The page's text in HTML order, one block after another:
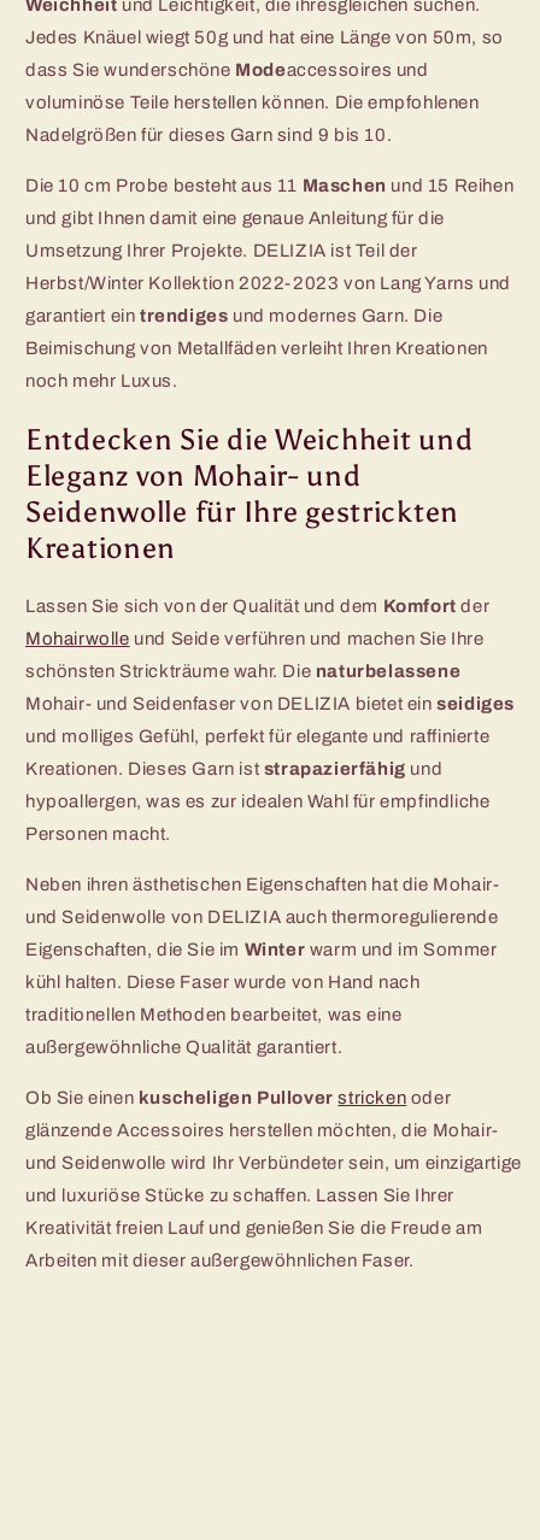
Weichheit und Leichtigkeit, die ihresgleichen suchen.
Jedes Knäuel wiegt 50g und hat eine Länge von 50m, so
dass Sie wunderschöne Modeaccessoires und
voluminöse Teile herstellen können. Die empfohlenen
Nadelgrößen für dieses Garn sind 9 bis 10.
Die 10 cm Probe besteht aus 11 Maschen und 15 Reihen
und gibt Ihnen damit eine genaue Anleitung für die
Umsetzung Ihrer Projekte. DELIZIA ist Teil der
Herbst/Winter Kollektion 2022-2023 von Lang Yarns und
garantiert ein trendiges und modernes Garn. Die
Beimischung von Metallfäden verleiht Ihren Kreationen
noch mehr Luxus.
Entdecken Sie die Weichheit und
Eleganz von Mohair- und
Seidenwolle für Ihre gestrickten
Kreationen
Lassen Sie sich von der Qualität und dem Komfort der
Mohairwolle und Seide verführen und machen Sie Ihre
schönsten Strickträume wahr. Die naturbelassene
Mohair- und Seidenfaser von DELIZIA bietet einseidiges
und molliges Gefühl, perfekt für elegante und raffinierte
Kreationen. Dieses Garn ist strapazierfähig und
hypoallergen, was es zur idealen Wahl für empfindliche
Personen macht.
Neben ihren ästhetischen Eigenschaften hat die Mohair-
und Seidenwolle von DELIZIA auch thermoregulierende
Eigenschaften, die Sie im Winter warm und im Sommer
kühl halten. Diese Faser wurde von Hand nach
traditionellen Methoden bearbeitet, was eine
außergewöhnliche Qualität garantiert.
Ob Sie einen kuscheligen Pullover stricken oder
glänzende Accessoires herstellen möchten, die Mohair-
und Seidenwolle wird Ihr Verbündeter sein, um einzigartige
und luxuriöse Stücke zu schaffen. Lassen Sie Ihrer
Kreativität freien Lauf und genießen Sie die Freude am
Arbeiten mit dieser außergewöhnlichen Faser.